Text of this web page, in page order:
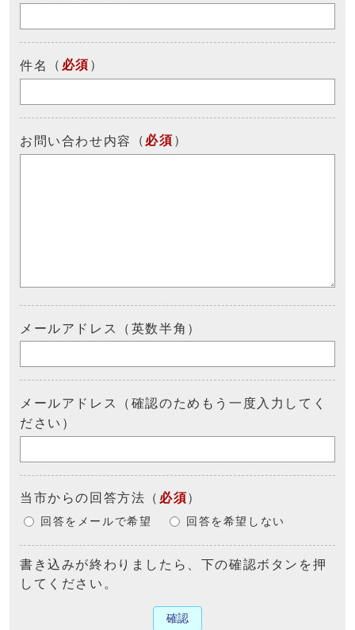
件名 （ 必須 ）
お問い合わせ内容 （ 必須 ）
メールアドレス（英数半角）
メールアドレス（確認のためもう一度入力してく
ださい）
当市からの回答方法 （ 必須）
回答をメールで希望 回答を希望しない
書き込みが終わりましたら、下の確認ボタンを押
してください。
確認